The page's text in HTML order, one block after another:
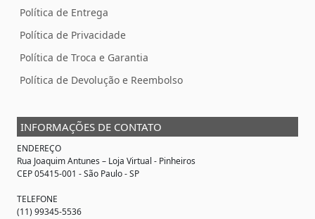
Política de Entrega
Política de Privacidade
Política de Troca e Garantia
Política de Devolução e Reembolso
INFORMAÇÕES DE CONTATO
ENDEREÇO
Rua Joaquim Antunes – Loja Virtual - Pinheiros
CEP 05415-001 - São Paulo - SP
TELEFONE
(11) 99345-5536